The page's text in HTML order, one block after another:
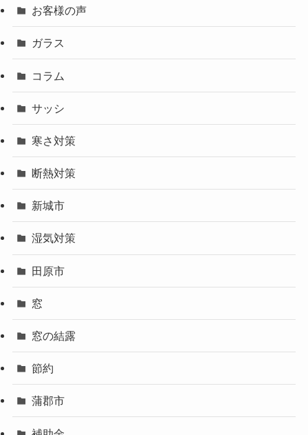
お客様の声
ガラス
コラム
サッシ
寒さ対策
断熱対策
新城市
湿気対策
田原市
窓
窓の結露
節約
蒲郡市